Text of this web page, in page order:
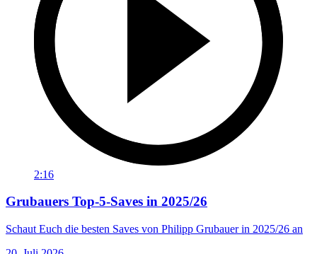
2:16
Grubauers Top-5-Saves in 2025/26
Schaut Euch die besten Saves von Philipp Grubauer in 2025/26 an